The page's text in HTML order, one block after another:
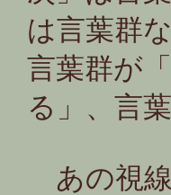
は言葉群
言葉群が
る」、言
あの視線